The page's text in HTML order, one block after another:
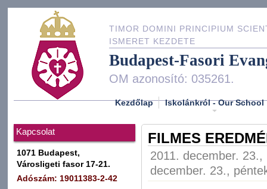
TIMOR DOMINI PRINCIPIUM
ISMERET KEZDETE
Budapest-Fasori
OM azonosító: 035261.
Kezdőlap Iskolánkról - Our School
Kapcsolat
1071 Budapest,
Városligeti fasor 17-21.
Adószám: 19011383-2-42
FILMES
2011. december.
december. 23.,